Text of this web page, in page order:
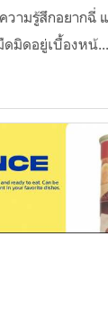
วามรู้สึกอยากฉี่
มิดอยู่เบื้องหน้...